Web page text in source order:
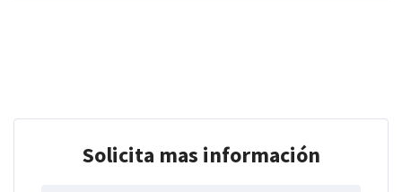
Solicita mas información